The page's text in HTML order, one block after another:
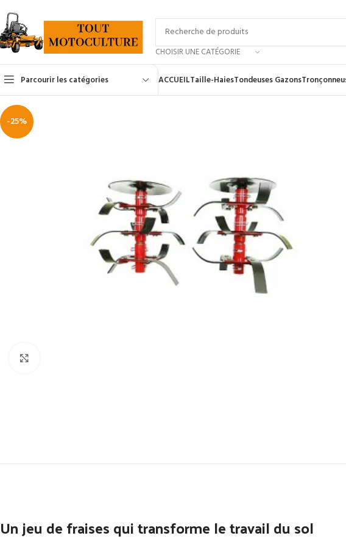
CHOISIR UNE CATÉGORIE
Parcourir les catégories ACCUEILTaille-HaiesTondeuses Gazons
-25%
Un jeu de fraises qui transforme le travail du sol